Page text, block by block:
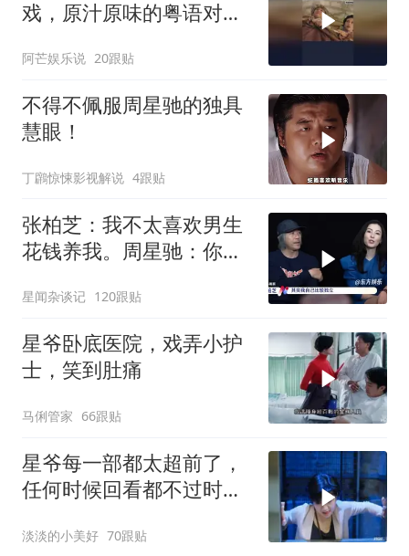
戏，原汁原味的粤语对
魅力！
阿芒娱乐说 20跟贴
不得不佩服周星驰的独具
慧眼！
丁鸊惊悚影视解说 4跟贴
张柏芝：我不太喜欢男生
花钱养我。周星驰：你不
星闻杂谈记 120跟贴
星爷卧底医院，戏弄小护
士，笑到肚痛
马俐管家 66跟贴
星爷每一部都太超前了，
任何时候回看都不过时，
淡淡的小美好 70跟贴